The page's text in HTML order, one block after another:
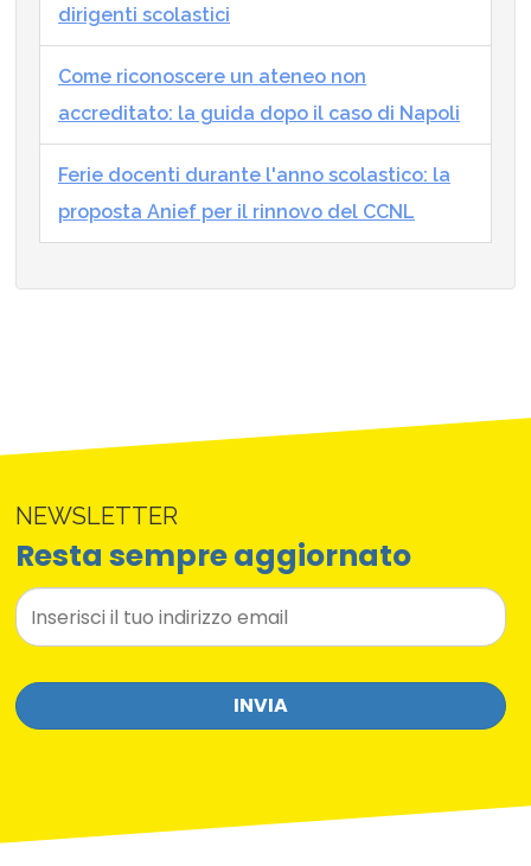
dirigenti scolastici
Come riconoscere un ateneo non
accreditato: la guida dopo il caso di Napoli
Ferie docenti durante l'anno scolastico: la
proposta Anief per il rinnovo del CCNL
NEWSLETTER
Resta sempre aggiornato